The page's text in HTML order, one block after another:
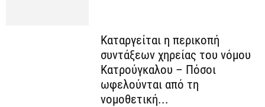
Καταργείται η περικοπή
συντάξεων χηρείας του νόμου
Κατρούγκαλου – Πόσοι
ωφελούνται από τη
νομοθετική...